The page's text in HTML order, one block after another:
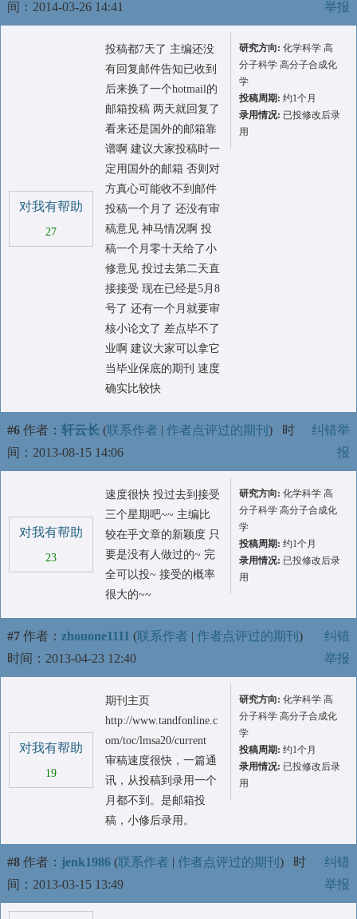
间：2014-03-26 14:41 举报
对我有帮助
27
投稿都7天了 主编还没
有回复邮件告知已收到
后来换了一个hotmail的
邮箱投稿 两天就回复了
看来还是国外的邮箱靠
谱啊 建议大家投稿时一
定用国外的邮箱 否则对
方真心可能收不到邮件
投稿一个月了 还没有审
稿意见 神马情况啊 投
稿一个月零十天给了小
修意见 投过去第二天直
接接受 现在已经是5月8
号了 还有一个月就要审
核小论文了 差点毕不了
业啊 建议大家可以拿它
当毕业保底的期刊 速度
确实比较快
研究方向: 化学科学 高
分子科学 高分子合成化
学
投稿周期: 约1个月
录用情况: 已投修改后录
用
#6 作者： 轩云长 (联系作者 | 作者点评过的期刊 ) 时
间：2013-08-15 14:06
纠错举
报
对我有帮助
23
速度很快 投过去到接受
三个星期吧~~ 主编比
较在乎文章的新颖度 只
要是没有人做过的~ 完
全可以投~ 接受的概率
很大的~~
研究方向: 化学科学 高
分子科学 高分子合成化
学
投稿周期: 约1个月
录用情况: 已投修改后录
用
#7 作者： zhouone1111 (联系作者 | 作者点评过的期刊 )
时间：2013-04-23 12:40
纠错
举报
对我有帮助
19
期刊主页
http://www.tandfonline.c
om/toc/lmsa20/current
审稿速度很快，一篇通
讯，从投稿到录用一个
月都不到。是邮箱投
稿，小修后录用。
研究方向: 化学科学 高
分子科学 高分子合成化
学
投稿周期: 约1个月
录用情况: 已投修改后录
用
#8 作者： jenk1986 (联系作者 | 作者点评过的期刊 ) 时
间：2013-03-15 13:49
纠错
举报